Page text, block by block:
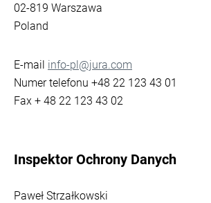
02-819 Warszawa
Poland
E-mail info-pl@jura.com
Numer telefonu +48 22 123 43 01
Fax + 48 22 123 43 02
Inspektor Ochrony Danych
Paweł Strzałkowski